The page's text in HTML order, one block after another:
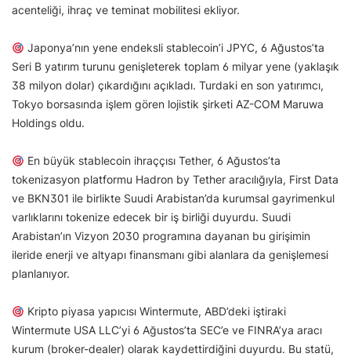
acenteliği, ihraç ve teminat mobilitesi ekliyor.
Japonya’nın yene endeksli stablecoin’i JPYC, 6 Ağustos’ta
Seri B yatırım turunu genişleterek toplam 6 milyar yene (yaklaşık
38 milyon dolar) çıkardığını açıkladı. Turdaki en son yatırımcı,
Tokyo borsasında işlem gören lojistik şirketi AZ-COM Maruwa
Holdings oldu.
En büyük stablecoin ihraççısı Tether, 6 Ağustos’ta
tokenizasyon platformu Hadron by Tether aracılığıyla, First Data
ve BKN301 ile birlikte Suudi Arabistan’da kurumsal gayrimenkul
varlıklarını tokenize edecek bir iş birliği duyurdu. Suudi
Arabistan’ın Vizyon 2030 programına dayanan bu girişimin
ileride enerji ve altyapı finansmanı gibi alanlara da genişlemesi
planlanıyor.
Kripto piyasa yapıcısı Wintermute, ABD’deki iştiraki
Wintermute USA LLC’yi 6 Ağustos’ta SEC’e ve FINRA’ya aracı
kurum (broker-dealer) olarak kaydettirdiğini duyurdu. Bu statü,